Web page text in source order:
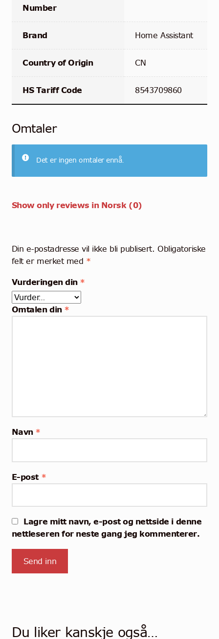
Number
Brand Home Assistant
Country of Origin CN
HS Tariff Code 8543709860
Omtaler
Det er ingen omtaler ennå.
Show only reviews in Norsk (0)
Din e-postadresse vil ikke bli publisert. Obligatoriske
felt er merket med *
Vurderingen din *
Omtalen din *
Navn *
E-post *
Lagre mitt navn, e-post og nettside i denne
nettleseren for neste gang jeg kommenterer.
Du liker kanskje også…